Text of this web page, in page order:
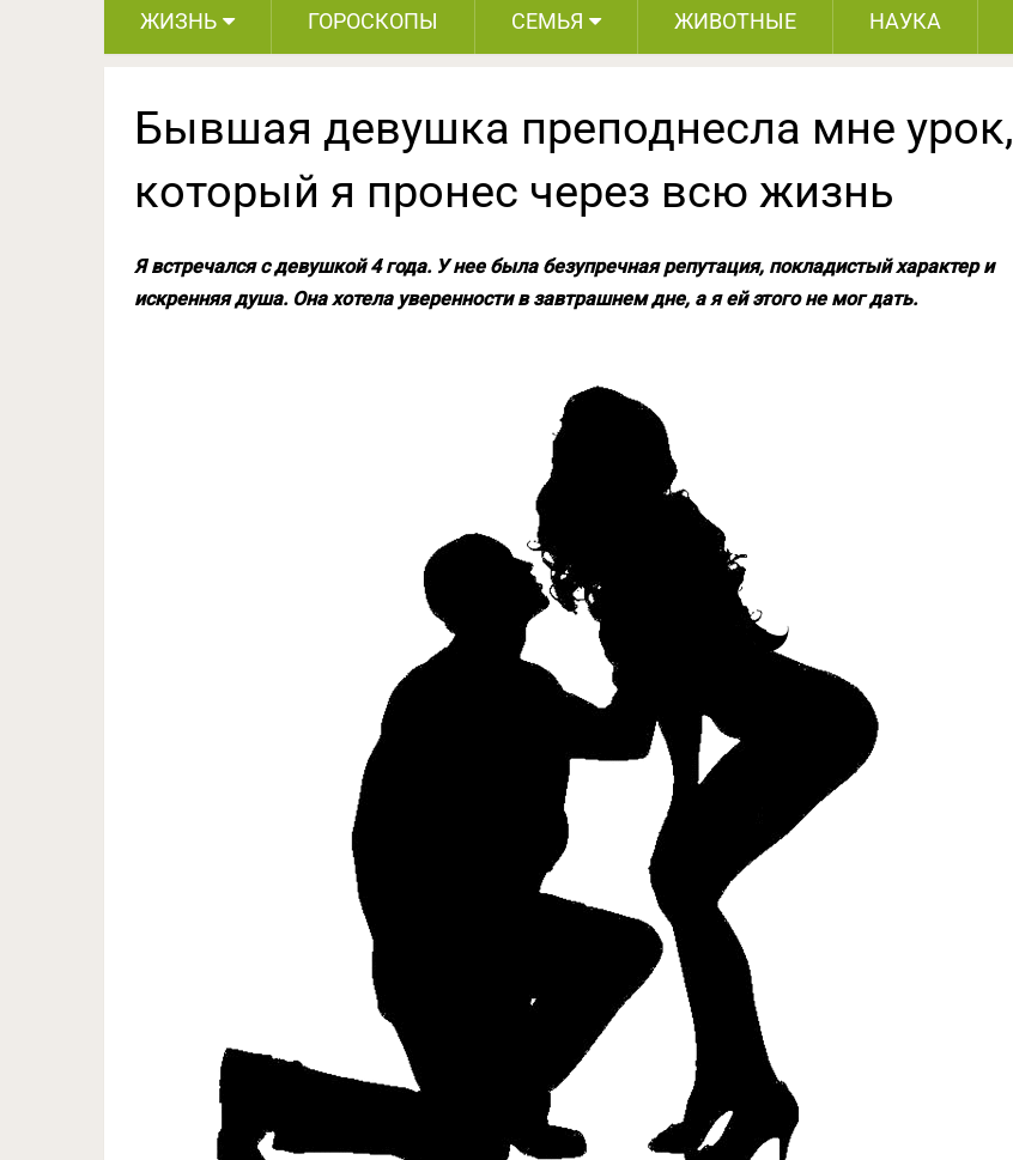
ЖИЗНЬ ГОРОСКОПЫ СЕМЬЯ ЖИВОТНЫЕ НАУКА
Бывшая девушка преподнесла мне урок,
который я пронес через всю жизнь
Я встречался с девушкой 4 года. У нее была безупречная репутация, покладистый характер и
искренняя душа. Она хотела уверенности в завтрашнем дне, а я ей этого не мог дать.